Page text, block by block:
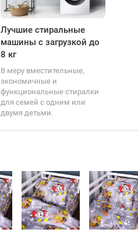
Лучшие стиральные
машины с загрузкой до
8 кг
В меру вместительные,
экономичные и
функциональные стиралки
для семей с одним или
двумя детьми.